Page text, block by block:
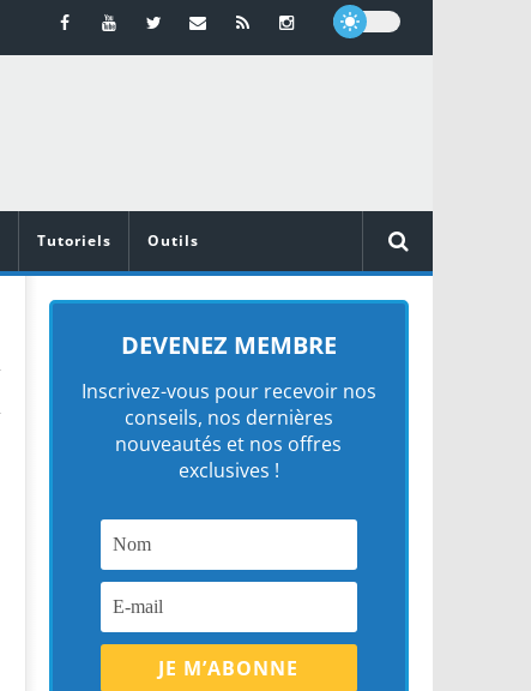
Tutoriels Outils
DEVENEZ MEMBRE
Inscrivez-vous pour recevoir nos
conseils, nos dernières
nouveautés et nos offres
exclusives !